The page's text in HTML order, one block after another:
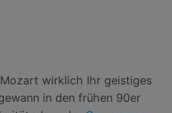
wirklich Ihr geistiges
in den frühen 90er